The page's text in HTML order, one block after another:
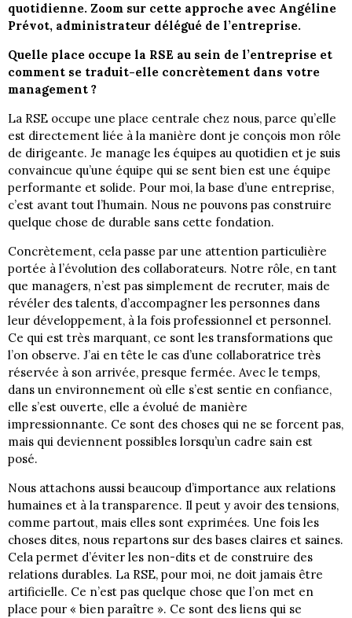
quotidienne. Zoom sur cette approche avec Angéline
Prévot, administrateur délégué de l’entreprise.
Quelle place occupe la RSE au sein de l’entreprise et
comment se traduit-elle concrètement dans votre
management ?
La RSE occupe une place centrale chez nous, parce qu’elle
est directement liée à la manière dont je conçois mon rôle
de dirigeante. Je manage les équipes au quotidien et je suis
convaincue qu’une équipe qui se sent bien est une équipe
performante et solide. Pour moi, la base d’une entreprise,
c’est avant tout l’humain. Nous ne pouvons pas construire
quelque chose de durable sans cette fondation.
Concrètement, cela passe par une attention particulière
portée à l’évolution des collaborateurs. Notre rôle, en tant
que managers, n’est pas simplement de recruter, mais de
révéler des talents, d’accompagner les personnes dans
leur développement, à la fois professionnel et personnel.
Ce qui est très marquant, ce sont les transformations que
l’on observe. J’ai en tête le cas d’une collaboratrice très
réservée à son arrivée, presque fermée. Avec le temps,
dans un environnement où elle s’est sentie en confiance,
elle s’est ouverte, elle a évolué de manière
impressionnante. Ce sont des choses qui ne se forcent pas,
mais qui deviennent possibles lorsqu’un cadre sain est
posé.
Nous attachons aussi beaucoup d’importance aux relations
humaines et à la transparence. Il peut y avoir des tensions,
comme partout, mais elles sont exprimées. Une fois les
choses dites, nous repartons sur des bases claires et saines.
Cela permet d’éviter les non-dits et de construire des
relations durables. La RSE, pour moi, ne doit jamais être
artificielle. Ce n’est pas quelque chose que l’on met en
place pour « bien paraître ». Ce sont des liens qui se